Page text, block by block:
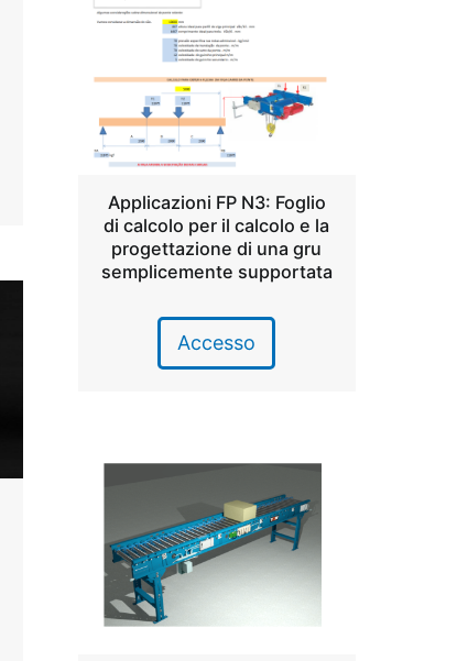
Applicazioni FP N3: Foglio
di calcolo per il calcolo e la
progettazione di una gru
semplicemente supportata
Accesso